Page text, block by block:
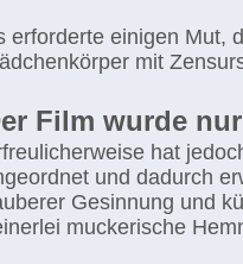
erforderte einigen Mut,
mit
Film wurde
hat
und dadurch
Gesinnung und
muckerische